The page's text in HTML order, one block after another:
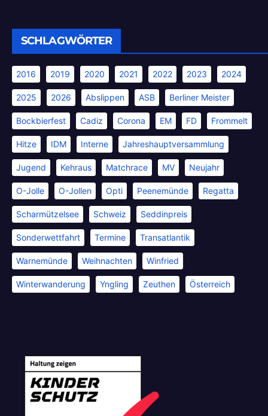
SCHLAGWÖRTER
2016 2019 2020 2021 2022 2023 2024
2025 2026 Abslippen ASB Berliner Meister
Bockbierfest Cadiz Corona EM FD Frommelt
Hitze IDM Interne Jahreshauptversammlung
Jugend Kehraus Matchrace MV Neujahr
O-Jolle O-Jollen Opti Peenemünde Regatta
Scharmützelsee Schweiz Seddinpreis
Sonderwettfahrt Termine Transatlantik
Warnemünde Weihnachten Winfried
Winterwanderung Yngling Zeuthen Österreich